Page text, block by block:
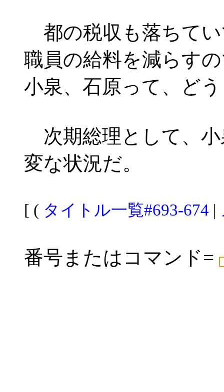
都の税収も落ちて
職員の給料を減らす
小泉、石原って、ど
次期総理として、小
変な状況だ。
[ ( タイトル一覧#693-674 |
番号またはコマンド=